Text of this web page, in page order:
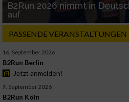
B2Run 2026 nimmt in
auf
PASSENDE VERANSTALTUNGEN
16. September 2026
B2Run Berlin
Jetzt anmelden!
9. September 2026
B2Run Köln